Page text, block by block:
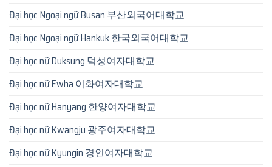
Đại học Ngoại ngữ Busan 부산외국어대학교
Đại học Ngoại ngữ Hankuk 한국외국어대학교
Đại học nữ Duksung 덕성여자대학교
Đại học nữ Ewha 이화여자대학교
Đại học nữ Hanyang 한양여자대학교
Đại học nữ Kwangju 광주여자대학교
Đại học nữ Kyungin 경인여자대학교